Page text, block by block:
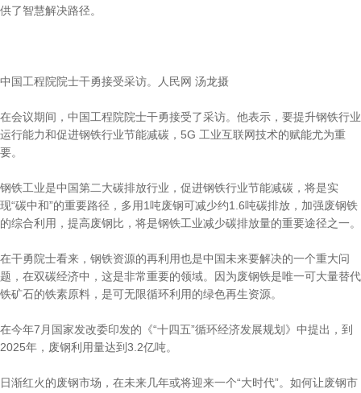
供了智慧解决路径。
中国工程院院士干勇接受采访。人民网 汤龙摄
在会议期间，中国工程院院士干勇接受了采访。他表示，要提升钢铁行业
运行能力和促进钢铁行业节能减碳，5G 工业互联网技术的赋能尤为重
要。
钢铁工业是中国第二大碳排放行业，促进钢铁行业节能减碳，将是实
现“碳中和”的重要路径，多用1吨废钢可减少约1.6吨碳排放，加强废钢铁
的综合利用，提高废钢比，将是钢铁工业减少碳排放量的重要途径之一。
在干勇院士看来，钢铁资源的再利用也是中国未来要解决的一个重大问
题，在双碳经济中，这是非常重要的领域。因为废钢铁是唯一可大量替代
铁矿石的铁素原料，是可无限循环利用的绿色再生资源。
在今年7月国家发改委印发的《“十四五”循环经济发展规划》中提出，到
2025年，废钢利用量达到3.2亿吨。
日渐红火的废钢市场，在未来几年或将迎来一个“大时代”。如何让废钢市